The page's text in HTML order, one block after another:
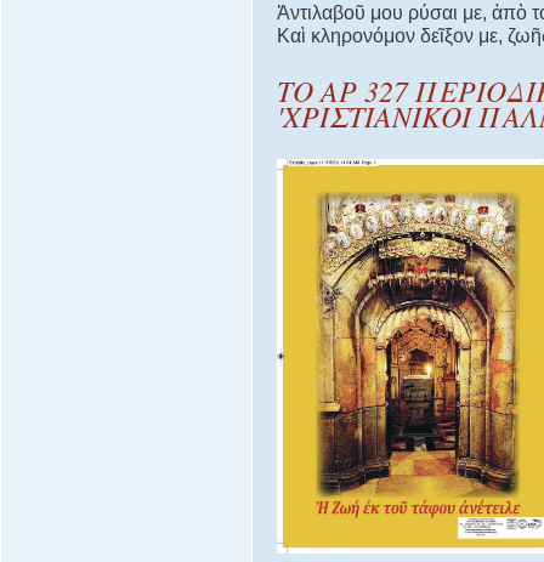
Ἀντιλαβοῦ μου ρύσαι με, ἀπὸ
Καὶ κληρονόμον δεῖξον με,
ΤΟ ΑΡ 327
'ΧΡΙΣΤΙΑΝΙΚΟΙ